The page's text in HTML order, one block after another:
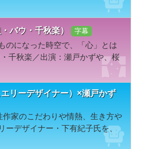
バウ・千秋楽） 字幕
のになった時空で、「心」とは
千秋楽／出演：瀬戸かずや、桜
リーデザイナー）×瀬戸かず
作家のこだわりや情熱、生き方や
ーデザイナー・下有紀子氏を、